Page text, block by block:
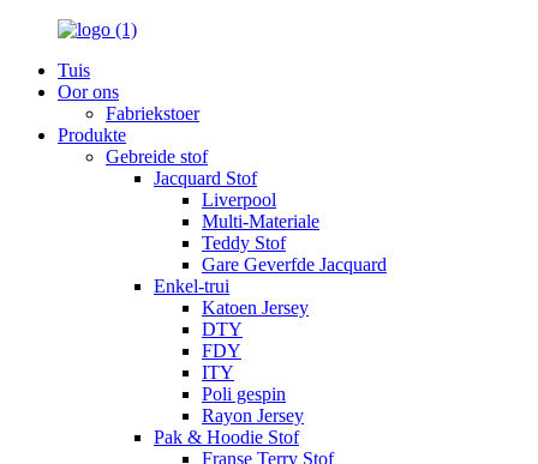
Tuis
Oor ons
Fabriekstoer
Produkte
Gebreide stof
Jacquard Stof
Liverpool
Multi-Materiale
Teddy Stof
Gare Geverfde Jacquard
Enkel-trui
Katoen Jersey
DTY
FDY
ITY
Poli gespin
Rayon Jersey
Pak & Hoodie Stof
Franse Terry Stof